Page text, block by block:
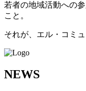
若者の地域活動への
こと。
それが、エル・コミ
NEWS